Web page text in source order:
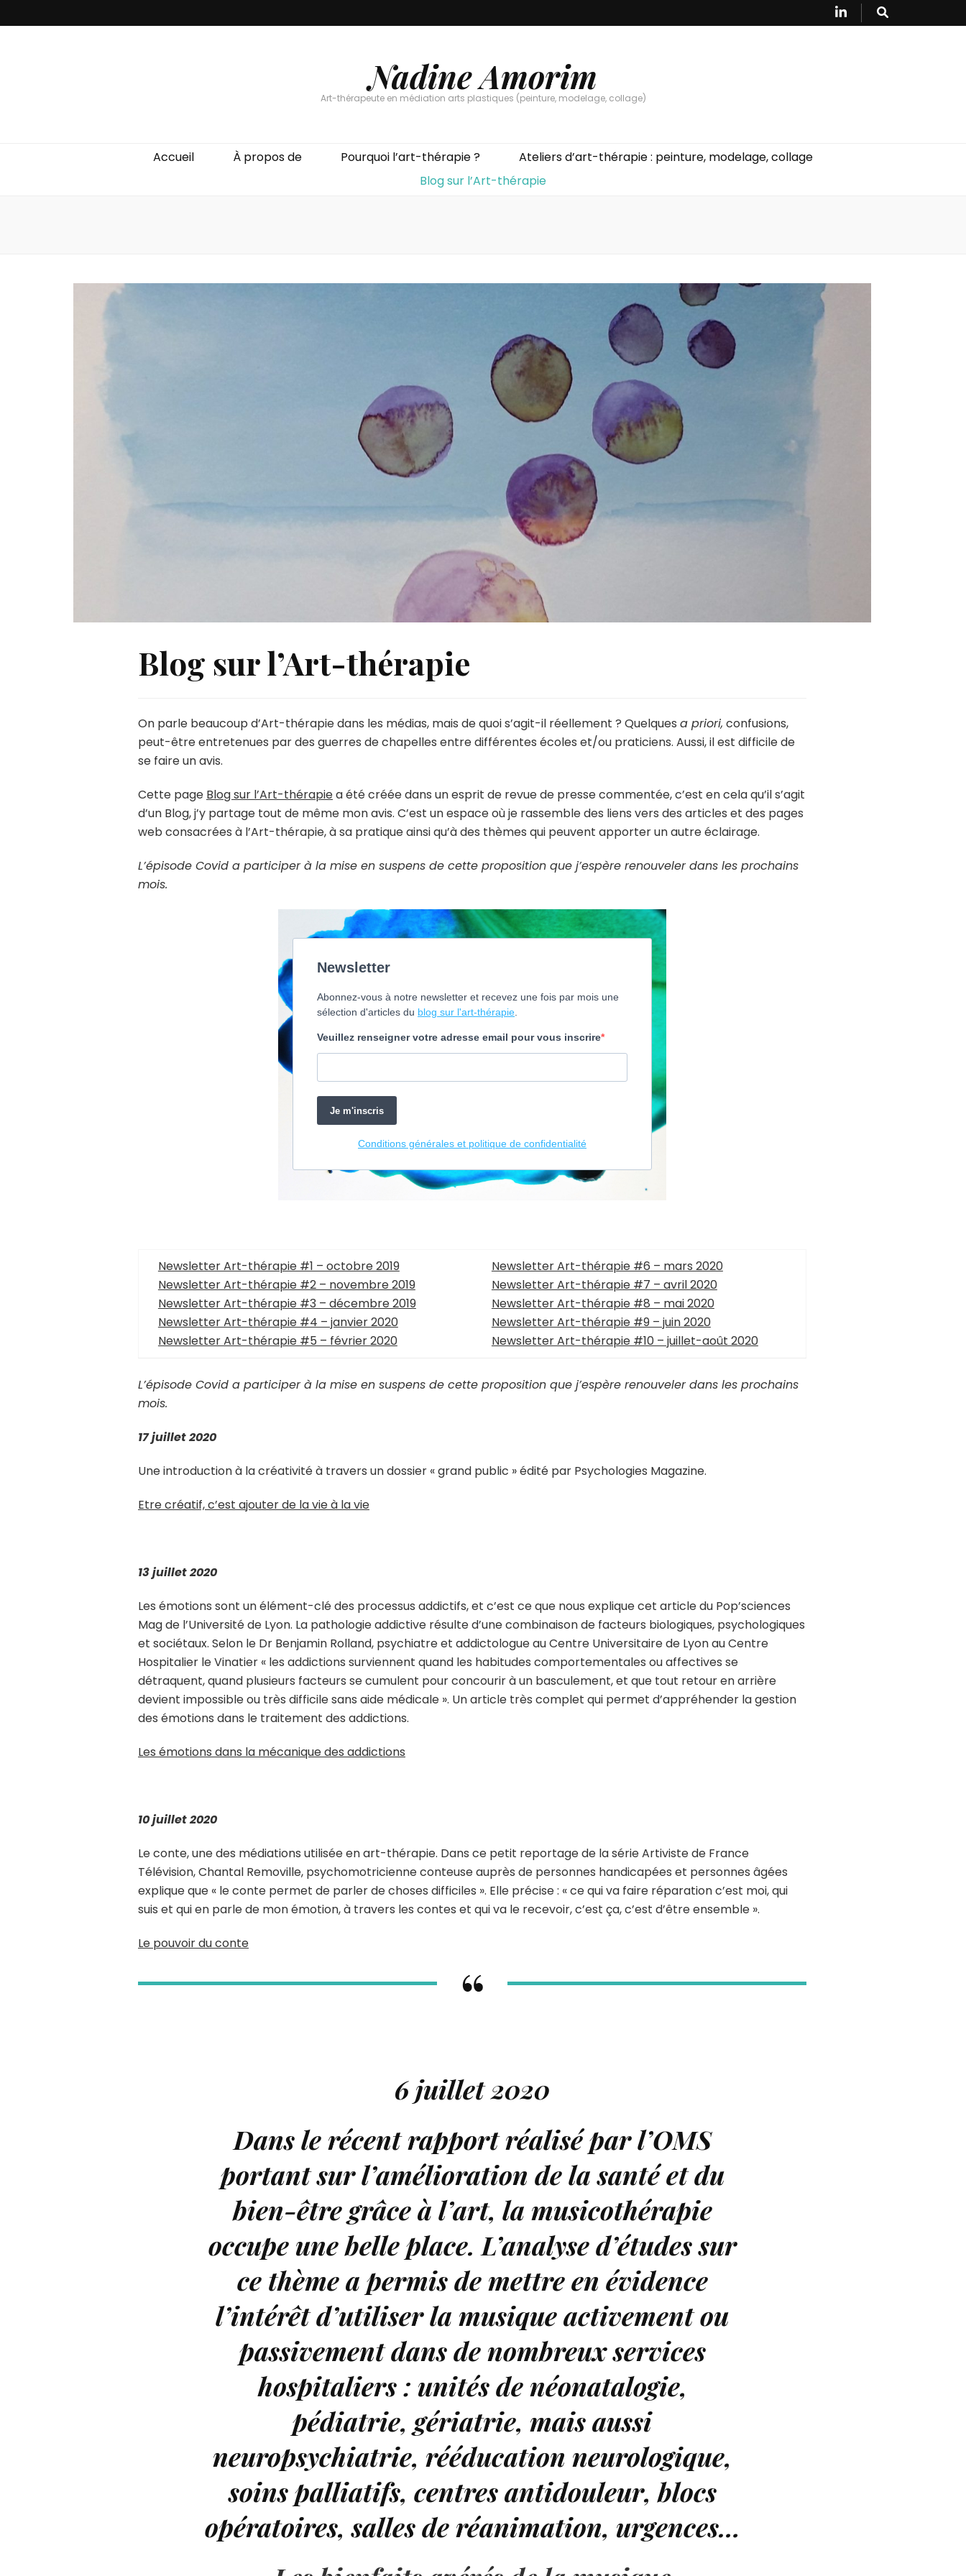
Nadine Amorim
Art-thérapeute en médiation arts plastiques (peinture, modelage, collage)
Accueil À propos de Pourquoi l’art-thérapie ?
Ateliers d’art-thérapie : peinture, modelage, collage
Blog sur l’Art-thérapie
Blog sur l’Art-thérapie
On parle beaucoup d’Art-thérapie dans les médias, mais de quoi s’agit-il réellement ? Quelques a priori, confusions,
peut-être entretenues par des guerres de chapelles entre différentes écoles et/ou praticiens. Aussi, il est difficile de
se faire un avis.
Cette page Blog sur l’Art-thérapiea été créée dans un esprit de revue de presse commentée, c’est en cela qu’il s’agit
d’un Blog, j’y partage tout de même mon avis. C’est un espace où je rassemble des liens vers des articles et des pages
web consacrées à l’Art-thérapie, à sa pratique ainsi qu’à des thèmes qui peuvent apporter un autre éclairage.
L’épisode Covid a participer à la mise en suspens de cette proposition que j’espère renouveler dans les prochains
mois.
Newsletter Art-thérapie #1 – octobre 2019
Newsletter Art-thérapie #2 – novembre 2019
Newsletter Art-thérapie #3 – décembre 2019
Newsletter Art-thérapie #4 – janvier 2020
Newsletter Art-thérapie #5 – février 2020
Newsletter Art-thérapie #6 – mars 2020
Newsletter Art-thérapie #7 – avril 2020
Newsletter Art-thérapie #8 – mai 2020
Newsletter Art-thérapie #9 – juin 2020
Newsletter Art-thérapie #10 – juillet-août 2020
L’épisode Covid a participer à la mise en suspens de cette proposition que j’espère renouveler dans les prochains
mois.
17 juillet 2020
Une introduction à la créativité à travers un dossier « grand public » édité par Psychologies Magazine.
Etre créatif, c’est ajouter de la vie à la vie
13 juillet 2020
Les émotions sont un élément-clé des processus addictifs, et c’est ce que nous explique cet article du Pop’sciences
Mag de l’Université de Lyon. La pathologie addictive résulte d’une combinaison de facteurs biologiques, psychologiques
et sociétaux. Selon le Dr Benjamin Rolland, psychiatre et addictologue au Centre Universitaire de Lyon au Centre
Hospitalier le Vinatier « les addictions surviennent quand les habitudes comportementales ou affectives se
détraquent, quand plusieurs facteurs se cumulent pour concourir à un basculement, et que tout retour en arrière
devient impossible ou très difficile sans aide médicale ». Un article très complet qui permet d’appréhender la gestion
des émotions dans le traitement des addictions.
Les émotions dans la mécanique des addictions
10 juillet 2020
Le conte, une des médiations utilisée en art-thérapie. Dans ce petit reportage de la série Artiviste de France
Télévision, Chantal Removille, psychomotricienne conteuse auprès de personnes handicapées et personnes âgées
explique que « le conte permet de parler de choses difficiles ». Elle précise : « ce qui va faire réparation c’est moi, qui
suis et qui en parle de mon émotion, à travers les contes et qui va le recevoir, c’est ça, c’est d’être ensemble ».
Le pouvoir du conte
6 juillet 2020
Dans le récent rapport réalisé par l’OMS
portant sur l’amélioration de la santé et du
bien-être grâce à l’art, la musicothérapie
occupe une belle place. L’analyse d’études sur
ce thème a permis de mettre en évidence
l’intérêt d’utiliser la musique activement ou
passivement dans de nombreux services
hospitaliers : unités de néonatalogie,
pédiatrie, gériatrie, mais aussi
neuropsychiatrie, rééducation neurologique,
soins palliatifs, centres antidouleur, blocs
opératoires, salles de réanimation, urgences…